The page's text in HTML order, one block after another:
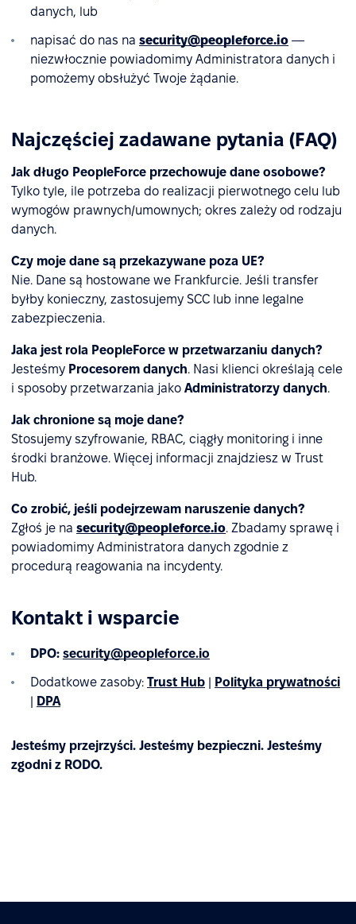
danych, lub
napisać do nas na security@peopleforce.io —
niezwłocznie powiadomimy Administratora danych i
pomożemy obsłużyć Twoje żądanie.
Najczęściej zadawane pytania (FAQ)
Jak długo PeopleForce przechowuje dane osobowe?
Tylko tyle, ile potrzeba do realizacji pierwotnego celu lub
wymogów prawnych/umownych; okres zależy od rodzaju
danych.
Czy moje dane są przekazywane poza UE?
Nie. Dane są hostowane we Frankfurcie. Jeśli transfer
byłby konieczny, zastosujemy SCC lub inne legalne
zabezpieczenia.
Jaka jest rola PeopleForce w przetwarzaniu danych?
Jesteśmy Procesorem danych. Nasi klienci określają cele
i sposoby przetwarzania jako Administratorzy danych.
Jak chronione są moje dane?
Stosujemy szyfrowanie, RBAC, ciągły monitoring i inne
środki branżowe. Więcej informacji znajdziesz w Trust
Hub.
Co zrobić, jeśli podejrzewam naruszenie danych?
Zgłoś je na security@peopleforce.io. Zbadamy sprawę i
powiadomimy Administratora danych zgodnie z
procedurą reagowania na incydenty.
Kontakt i wsparcie
DPO: security@peopleforce.io
Dodatkowe zasoby: Trust Hub | Polityka prywatności
| DPA
Jesteśmy przejrzyści. Jesteśmy bezpieczni. Jesteśmy
zgodni z RODO.